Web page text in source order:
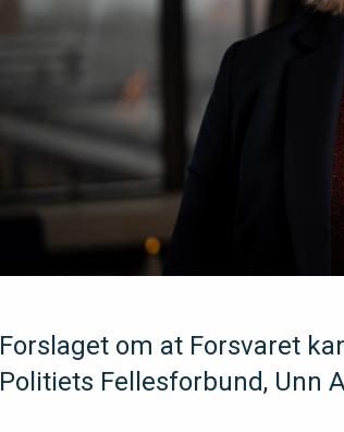
Forslaget om at Forsvaret
Politiets Fellesforbund, Unn